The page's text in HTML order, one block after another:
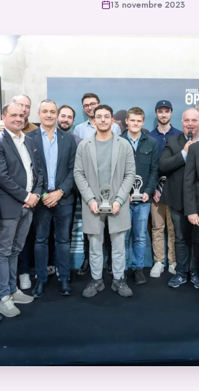
13 novembre 2023